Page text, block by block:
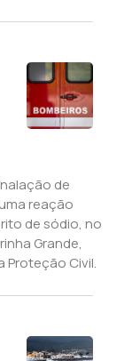
de
reação
de sódio, no
Grande,
Proteção Civil.